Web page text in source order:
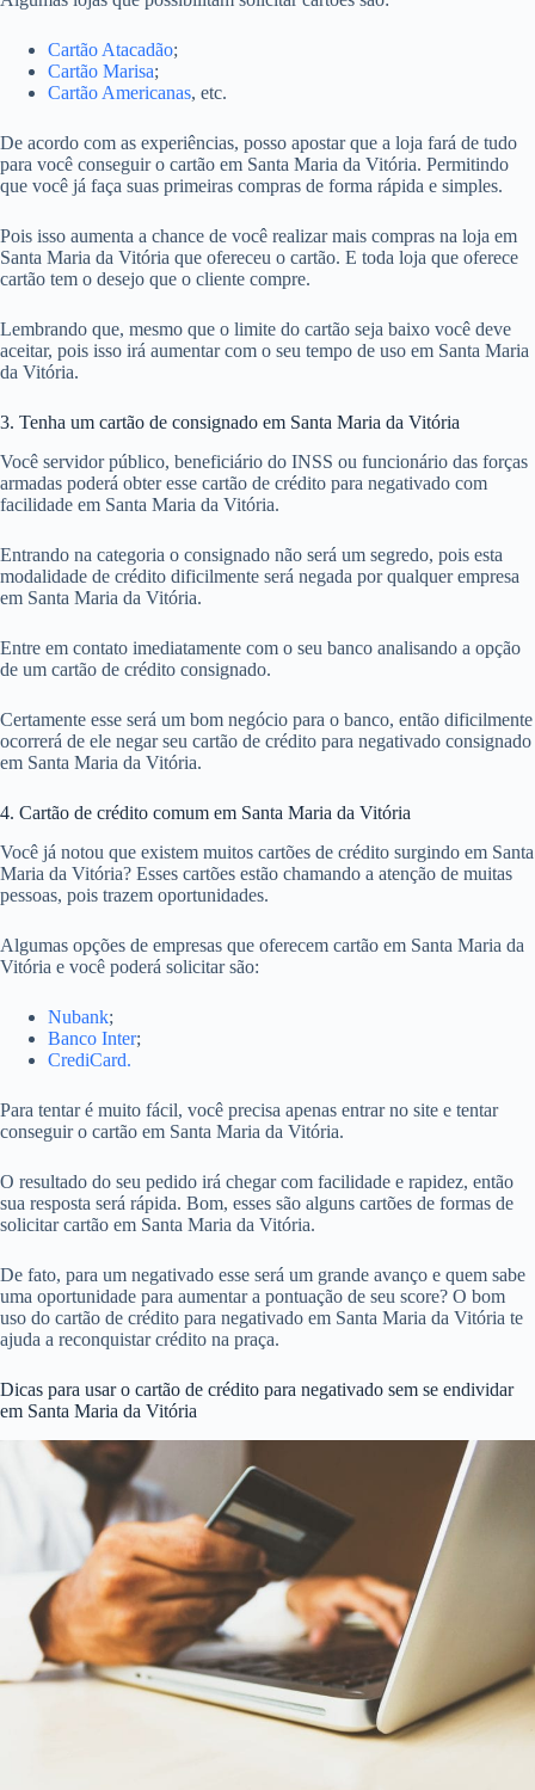
Cartão Atacadão;
Cartão Marisa;
Cartão Americanas, etc.
De acordo com as experiências, posso apostar que a loja fará de tudo
para você conseguir o cartão em Santa Maria da Vitória. Permitindo
que você já faça suas primeiras compras de forma rápida e simples.
Pois isso aumenta a chance de você realizar mais compras na loja em
Santa Maria da Vitória que ofereceu o cartão. E toda loja que oferece
cartão tem o desejo que o cliente compre.
Lembrando que, mesmo que o limite do cartão seja baixo você deve
aceitar, pois isso irá aumentar com o seu tempo de uso em Santa Maria
da Vitória.
3. Tenha um cartão de consignado em Santa Maria da Vitória
Você servidor público, beneficiário do INSS ou funcionário das forças
armadas poderá obter esse cartão de crédito para negativado com
facilidade em Santa Maria da Vitória.
Entrando na categoria o consignado não será um segredo, pois esta
modalidade de crédito dificilmente será negada por qualquer empresa
em Santa Maria da Vitória.
Entre em contato imediatamente com o seu banco analisando a opção
de um cartão de crédito consignado.
Certamente esse será um bom negócio para o banco, então dificilmente
ocorrerá de ele negar seu cartão de crédito para negativado consignado
em Santa Maria da Vitória.
4. Cartão de crédito comum em Santa Maria da Vitória
Você já notou que existem muitos cartões de crédito surgindo em Santa
Maria da Vitória? Esses cartões estão chamando a atenção de muitas
pessoas, pois trazem oportunidades.
Algumas opções de empresas que oferecem cartão em Santa Maria da
Vitória e você poderá solicitar são:
Nubank;
Banco Inter;
CrediCard.
Para tentar é muito fácil, você precisa apenas entrar no site e tentar
conseguir o cartão em Santa Maria da Vitória.
O resultado do seu pedido irá chegar com facilidade e rapidez, então
sua resposta será rápida. Bom, esses são alguns cartões de formas de
solicitar cartão em Santa Maria da Vitória.
De fato, para um negativado esse será um grande avanço e quem sabe
uma oportunidade para aumentar a pontuação de seu score? O bom
uso do cartão de crédito para negativado em Santa Maria da Vitória te
ajuda a reconquistar crédito na praça.
Dicas para usar o cartão de crédito para negativado sem se endividar
em Santa Maria da Vitória